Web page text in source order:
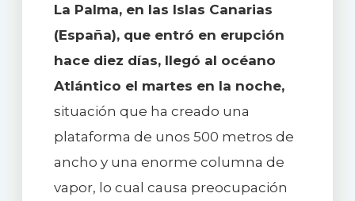
La Palma, en las Islas Canarias
(España), que entró en erupción
hace diez días, llegó al océano
Atlántico el martes en la noche,
situación que ha creado una
plataforma de unos 500 metros de
ancho y una enorme columna de
vapor, lo cual causa preocupación